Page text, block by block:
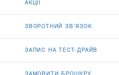
АКЦІЇ
ЗВОРОТНИЙ ЗВ’ЯЗОК
ЗАПИС НА ТЕСТ-ДРАЙВ